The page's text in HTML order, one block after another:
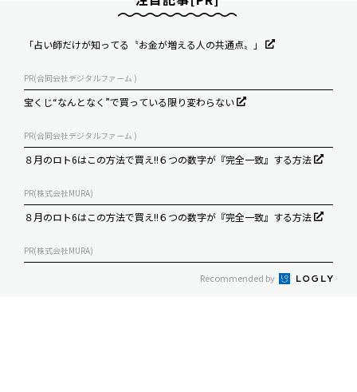
「占い師だけが知ってる〝お金が増える人の共通点〟」
PR(合同会社デジタルファーム )
宝くじ“なんとなく”で買っている限り変わらない
PR(合同会社デジタルファーム )
８月のロト6はこの方法で買え!!６つの数字が『完全一致』する方法
PR(株式会社MURA)
８月のロト6はこの方法で買え!!６つの数字が『完全一致』する方法
PR(株式会社MURA)
Recommended by